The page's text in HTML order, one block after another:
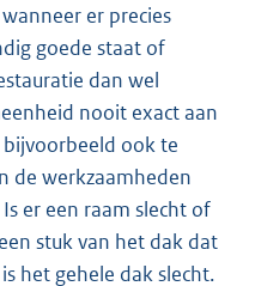
er precies
goede staat of
dan wel
nooit exact aan
bijvoorbeeld ook te
de werkzaamheden
er een raam slecht of
stuk van het dak dat
het gehele dak slecht.